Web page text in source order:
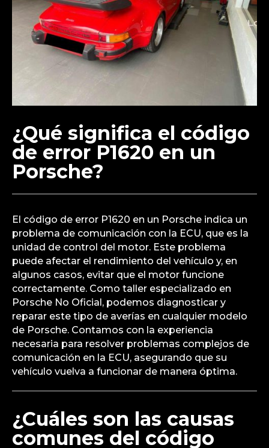
¿Qué significa el código
de error P1620 en un
Porsche?
El código de error P1620 en un Porsche indica un
problema de comunicación con la ECU, que es la
unidad de control del motor. Este problema
puede afectar el rendimiento del vehículo y, en
algunos casos, evitar que el motor funcione
correctamente. Como taller especializado en
Porsche No Oficial, podemos diagnosticar y
reparar este tipo de averías en cualquier modelo
de Porsche. Contamos con la experiencia
necesaria para resolver problemas complejos de
comunicación en la ECU, asegurando que su
vehículo vuelva a funcionar de manera óptima.
¿Cuáles son las causas
comunes del código